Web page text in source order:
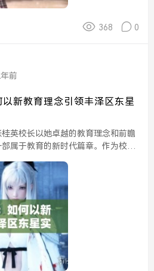
368 0
前
新教育理念引领丰泽区东星
英校长以她卓越的教育理念和前瞻
属于教育的新时代篇章。作为校
念为指导，着力于全面提升学校的